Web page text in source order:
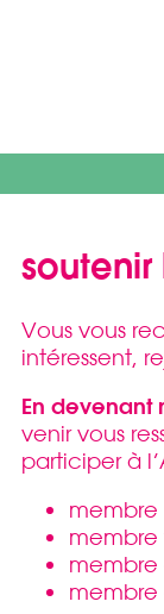
soutenir
Vous vous
intéressent,
En devenant
venir vous
participer à
membre
membre
membre
membre